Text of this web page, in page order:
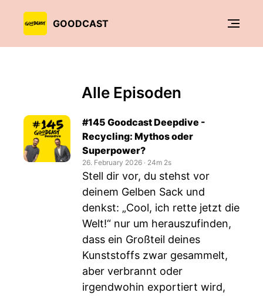
GOODCAST
Alle Episoden
#145 Goodcast Deepdive -
Recycling: Mythos oder
Superpower?
26. February 2026 ‧ 24m 2s
Stell dir vor, du stehst vor
deinem Gelben Sack und
denkst: „Cool, ich rette jetzt die
Welt!“ nur um herauszufinden,
dass ein Großteil deines
Kunststoffs zwar gesammelt,
aber verbrannt oder
irgendwohin exportiert wird,